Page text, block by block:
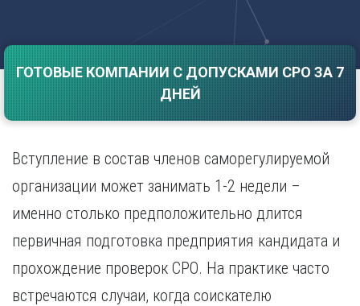
Е
Екатеринбург
И
Ижевск
Иркутск
К
Калининград
Калуга
Кемерово
Саратов
Севастополь
Симферополь
Смоленск
Тамбов
Тверь
Томск
Тула
У
ГОТОВЫЕ КОМПАНИИ С ДОПУСКАМИ СРО ЗА 7
ДНЕЙ
Вступление в состав членов саморегулируемой
организации может занимать 1-2 недели –
именно столько предположительно длится
первичная подготовка предприятия кандидата и
прохождение проверок СРО. На практике часто
встречаются случаи, когда соискателю